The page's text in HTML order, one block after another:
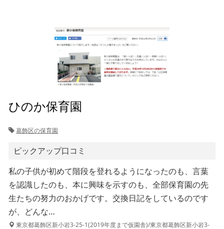
ひのか保育園
葛飾区の保育園
ピックアップ口コミ
私の子供が初めて階段を登れるようになったのも、言葉
を認識したのも、本に興味を示すのも、全部保育園の先
生たちの努力のおかげです。交換日記をしているのです
が、どんな…
東京都葛飾区新小岩3-25-1(2019年度まで仮園舎)/東京都葛飾区新小岩3-